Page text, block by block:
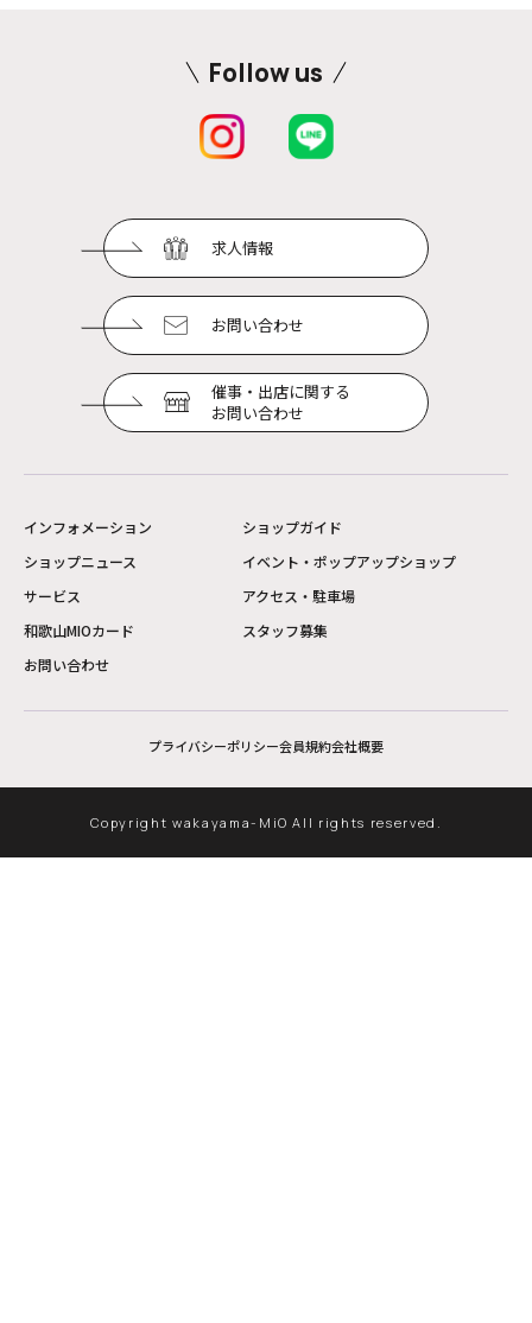
Follow us
求人情報
お問い合わせ
催事・出店に関する
お問い合わせ
インフォメーション
ショップガイド
ショップニュース
イベント・ポップアップショップ
サービス
アクセス・駐車場
和歌山MIOカード
スタッフ募集
お問い合わせ
プライバシーポリシー会員規約会社概要
Copyright wakayama-MiO All rights reserved.